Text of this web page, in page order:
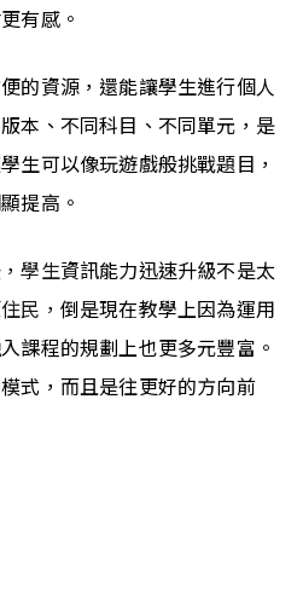
有感。
的資源，還能讓學生進行個人
本、不同科目、不同單元，是
生可以像玩遊戲般挑戰題目，
提高。
學生資訊能力迅速升級不是太
民， 倒是現在教學上因為運用
課程的規劃上也更多元豐富。
式，而且是往更好的方向前